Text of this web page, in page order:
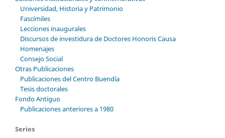
Universidad, Historia y Patrimonio
Fascímiles
Lecciones inaugurales
Discursos de investidura de Doctores Honoris Causa
Homenajes
Consejo Social
Otras Publicaciones
Publicaciones del Centro Buendía
Tesis doctorales
Fondo Antiguo
Publicaciones anteriores a 1980
Series